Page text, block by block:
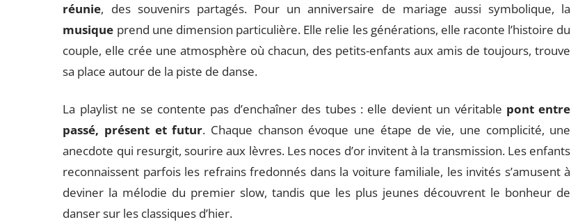
réunie, des souvenirs partagés. Pour un anniversaire de mariage aussi symbolique, la
musique prend une dimension particulière. Elle relie les générations, elle raconte l’histoire du
couple, elle crée une atmosphère où chacun, des petits-enfants aux amis de toujours, trouve
sa place autour de la piste de danse.
La playlist ne se contente pas d’enchaîner des tubes : elle devient un véritable pont entre
passé, présent et futur. Chaque chanson évoque une étape de vie, une complicité, une
anecdote qui resurgit, sourire aux lèvres. Les noces d’or invitent à la transmission. Les enfants
reconnaissent parfois les refrains fredonnés dans la voiture familiale, les invités s’amusent à
deviner la mélodie du premier slow, tandis que les plus jeunes découvrent le bonheur de
danser sur les classiques d’hier.